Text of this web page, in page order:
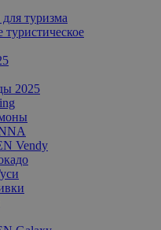
туризма
2025
Vendy